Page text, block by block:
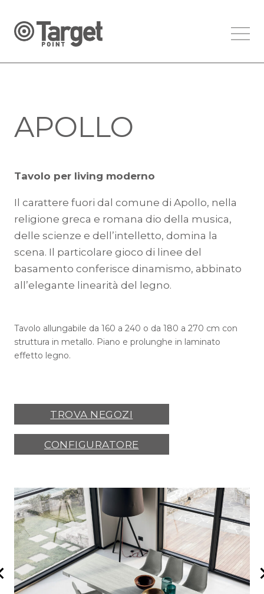
APOLLO
Tavolo per living moderno
Il carattere fuori dal comune di Apollo, nella
religione greca e romana dio della musica,
delle scienze e dell’intelletto, domina la
scena. Il particolare gioco di linee del
basamento conferisce dinamismo, abbinato
all’elegante linearità del legno.
Tavolo allungabile da 160 a 240 o da 180 a 270 cm con
struttura in metallo. Piano e prolunghe in laminato
effetto legno.
TROVA NEGOZI
CONFIGURATORE